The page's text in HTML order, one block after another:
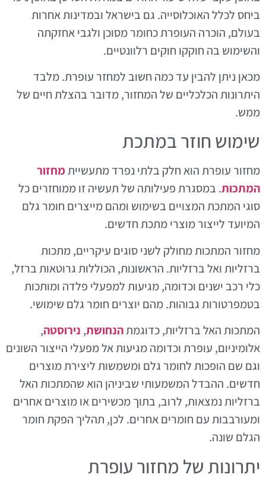
ביחס לכלל האוכלוסייה. גם בישראל ובמדינות אחרות
בעולם, הוכרה העופרת כחומר מסוכן ולגבי אחזקתה
והשימוש בה חוקקו חוקים רלוונטיים.
מכאן ניתן להבין עד כמה חשוב למחזר עופרת. מלבד
היתרונות הכלכליים של המחזור, מדובר בהצלת חיים של
ממש.
שימוש חוזר במתכת
מחזור עופרת הוא חלק בלתי נפרד מתעשייתמחזור
המתכות. במסגרת פעילותה של תעשיה זו ממוחזרים כל
סוגי המתכת המצויים בשימוש ומהם מייצרים חומר גלם
המיועד לייצור מוצרי מתכת חדשים.
מחזור המתכות מחולק לשני סוגים עיקריים, מתכות
ברזליות ואל ברזליות. הראשונות, הכוללות גרוטאות ברזל,
כלי רכב ישנים וכדומה, מגיעות למפעלי פלדה ומותכות
בטמפרטורות גבוהות. מהם יוצרים חומר גלם שימושי.
המתכות האל ברזליות, כדוגמתהנחושת, נירוסטה,
אלומיניום, עופרת וכדומה מגיעות אל מפעלי הייצור השונים
וגם שם הופכות לחומר גלם ומשמשות ליצירת מוצרים
חדשים. ההבדל המשמעותי שביניהן הוא שהמתכות האל
ברזליות נמצאות, לרוב, בתוך מכשירים או מוצרים אחרים
ומעורבבות עם חומרים אחרים. לכן, תהליך הפקת חומר
הגלם שונה.
יתרונות של מחזור עופרת